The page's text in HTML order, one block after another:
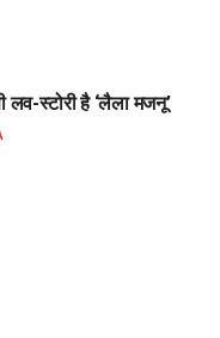
लव-स्टोरी है ‘लैला मजनू’